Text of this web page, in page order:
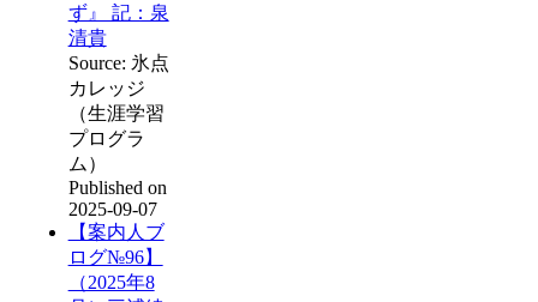
ず』 記：泉
清貴
Source: 氷点
カレッジ
（生涯学習
プログラ
ム）
Published on
2025-09-07
【案内人ブ
ログ№96】
（2025年8